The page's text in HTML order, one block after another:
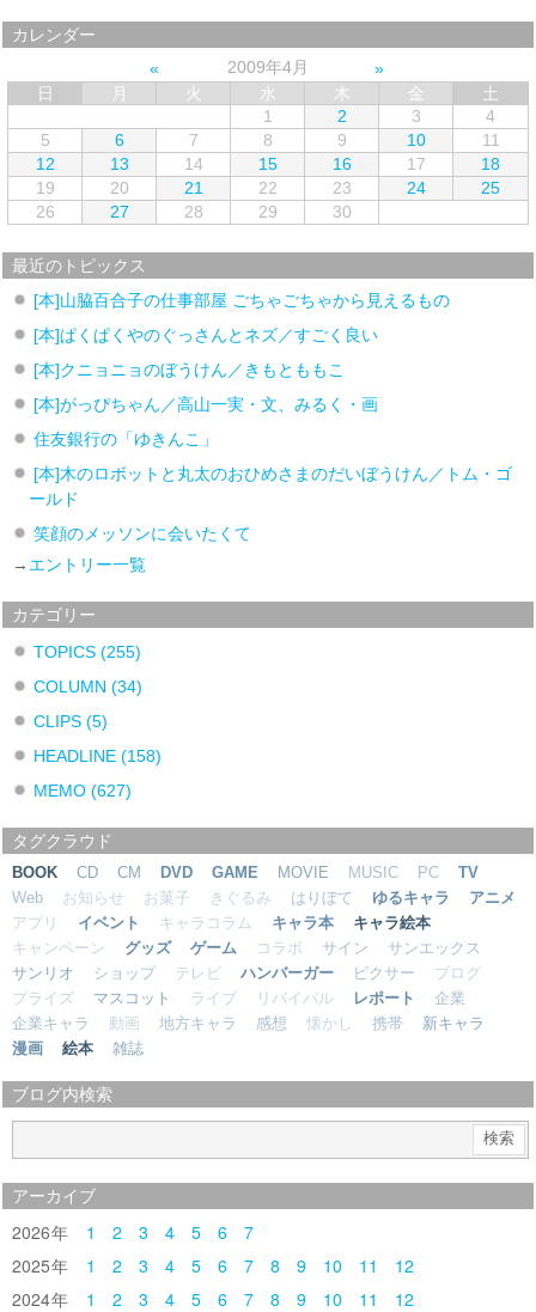
カレンダー
2009年4月
日
月 火 水 木 金
土
1
2 3
4
5
6 7 8 9 10
11
12
13 14 15 16 17
18
19
20 21 22 23 24
25
26
27 28 29 30
最近のトピックス
[本]山脇百合子の仕事部屋 ごちゃごちゃから見えるもの
[本]ぱくぱくやのぐっさんとネズ／すごく良い
[本]クニョニョのぼうけん／きもとももこ
[本]がっぴちゃん／高山一実・文、みるく・画
住友銀行の「ゆきんこ」
[本]木のロボットと丸太のおひめさまのだいぼうけん／トム・ゴ
ールド
笑顔のメッソンに会いたくて
→ エントリー一覧
カテゴリー
TOPICS(255)
COLUMN(34)
CLIPS(5)
HEADLINE(158)
MEMO(627)
タグクラウド
BOOK CD CM DVD GAME MOVIE MUSIC PC
TV
Web
お知らせ お菓子 きぐるみ はりぼて ゆるキャラ
アニメ
アプリ
イベント キャラコラム キャラ本
キャラ絵本
キャンペーン
グッズ ゲーム コラボ サイン
サンエックス
サンリオ
ショップ テレビ ハンバーガー ピクサー
ブログ
プライズ
マスコット ライブ リバイバル レポート
企業
企業キャラ
動画 地方キャラ 感想 懐かし 携帯
新キャラ
漫画
絵本 雑誌
ブログ内検索
アーカイブ
2026 1 2 3 4 5 6
7
2025
1 2 3 4 5 6 7 8 9 10 11
12
2024
1 2 3 4 5 6 7 8 9 10 11
12